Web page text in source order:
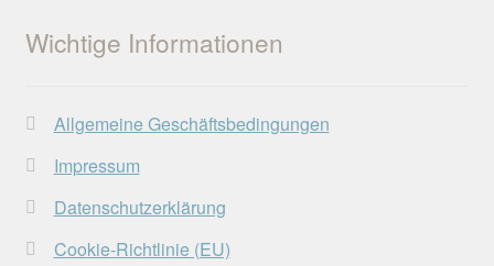
Wichtige Informationen
Allgemeine Geschäftsbedingungen
Impressum
Datenschutzerklärung
Cookie-Richtlinie (EU)